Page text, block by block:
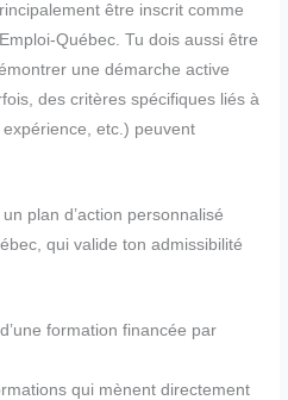
être inscrit comme
Québec. Tu dois aussi être
une démarche active
des critères spécifiques liés à
etc.) peuvent
plan d’action personnalisé
qui valide ton admissibilité
formation financée par
qui mènent directement